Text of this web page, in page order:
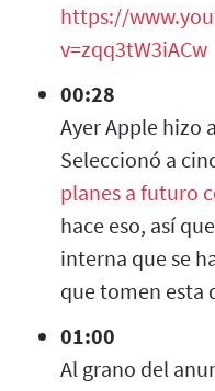
https://
v=zqq3tW3iACw
00:28
Ayer Apple hizo
Seleccionó a
planes a futuro
hace eso, así
interna que se
que tomen esta
01:00
Al grano del